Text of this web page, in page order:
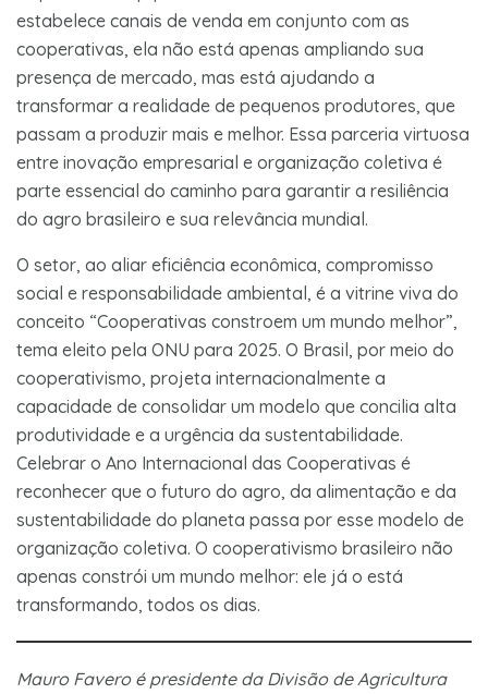
estabelece canais de venda em conjunto com as
cooperativas, ela não está apenas ampliando sua
presença de mercado, mas está ajudando a
transformar a realidade de pequenos produtores, que
passam a produzir mais e melhor. Essa parceria virtuosa
entre inovação empresarial e organização coletiva é
parte essencial do caminho para garantir a resiliência
do agro brasileiro e sua relevância mundial.
O setor, ao aliar eficiência econômica, compromisso
social e responsabilidade ambiental, é a vitrine viva do
conceito “Cooperativas constroem um mundo melhor”,
tema eleito pela ONU para 2025. O Brasil, por meio do
cooperativismo, projeta internacionalmente a
capacidade de consolidar um modelo que concilia alta
produtividade e a urgência da sustentabilidade.
Celebrar o Ano Internacional das Cooperativas é
reconhecer que o futuro do agro, da alimentação e da
sustentabilidade do planeta passa por esse modelo de
organização coletiva. O cooperativismo brasileiro não
apenas constrói um mundo melhor: ele já o está
transformando, todos os dias.
Mauro Favero é presidente da Divisão de Agricultura